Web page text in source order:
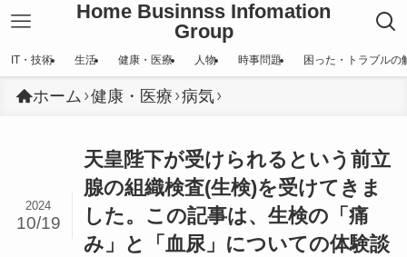
Home Businnss Infomation
Group
IT・技術 生活 健康・医療 人物 時事問題 困った・トラブルの
ホーム 健康・医療 病気
天皇陛下が受けられるという前立
腺の組織検査(生検)を受けてきま
した。この記事は、生検の「痛
み」と「血尿」についての体験談
2024
10/19